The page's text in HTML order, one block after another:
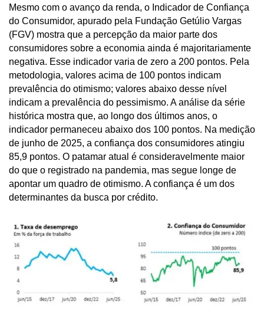
Mesmo com o avanço da renda, o Indicador de Confiança
do Consumidor, apurado pela Fundação Getúlio Vargas
(FGV) mostra que a percepção da maior parte dos
consumidores sobre a economia ainda é majoritariamente
negativa. Esse indicador varia de zero a 200 pontos. Pela
metodologia, valores acima de 100 pontos indicam
prevalência do otimismo; valores abaixo desse nível
indicam a prevalência do pessimismo. A análise da série
histórica mostra que, ao longo dos últimos anos, o
indicador permaneceu abaixo dos 100 pontos. Na medição
de junho de 2025, a confiança dos consumidores atingiu
85,9 pontos. O patamar atual é consideravelmente maior
do que o registrado na pandemia, mas segue longe de
apontar um quadro de otimismo. A confiança é um dos
determinantes da busca por crédito.